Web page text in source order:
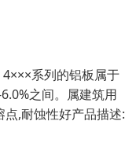
系列的铝板属于
之间。属建筑用
,耐蚀性好产品描述: